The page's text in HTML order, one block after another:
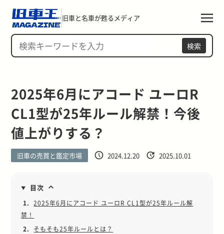
旧車と名車が甦るメディア
検索
2025年6月にアコード ユーロR
CL1型が25年ルール解禁！今後
値上がりする？
旧車の売買と鑑定市場 2024.12.20 2025.10.01
目次
1.
2025年6月にアコード ユーロR CL1型が25年ルール解
禁！
2.
そもそも25年ルールとは？